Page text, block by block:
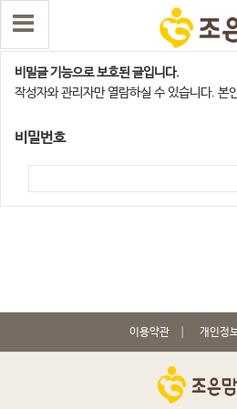
용인점
비밀글 기능으로 보호된 글입니다.
작성자와 관리자만 열람하실 수 있습니다. 본
비밀번호
이용약관 개인정